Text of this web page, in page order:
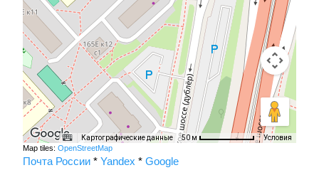
Картографические данные 50 м Условия
Map tiles: OpenStreetMap
Почта России * Yandex * Google